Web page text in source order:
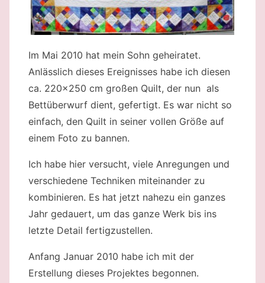
Im Mai 2010 hat mein Sohn geheiratet.
Anlässlich dieses Ereignisses habe ich diesen
ca. 220×250 cm großen Quilt, der nun als
Bettüberwurf dient, gefertigt. Es war nicht so
einfach, den Quilt in seiner vollen Größe auf
einem Foto zu bannen.
Ich habe hier versucht, viele Anregungen und
verschiedene Techniken miteinander zu
kombinieren. Es hat jetzt nahezu ein ganzes
Jahr gedauert, um das ganze Werk bis ins
letzte Detail fertigzustellen.
Anfang Januar 2010 habe ich mit der
Erstellung dieses Projektes begonnen.